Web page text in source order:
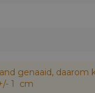
genaaid,
1 cm